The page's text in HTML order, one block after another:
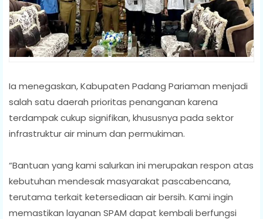
Ia menegaskan, Kabupaten Padang Pariaman menjadi
salah satu daerah prioritas penanganan karena
terdampak cukup signifikan, khususnya pada sektor
infrastruktur air minum dan permukiman.
“Bantuan yang kami salurkan ini merupakan respon atas
kebutuhan mendesak masyarakat pascabencana,
terutama terkait ketersediaan air bersih. Kami ingin
memastikan layanan SPAM dapat kembali berfungsi